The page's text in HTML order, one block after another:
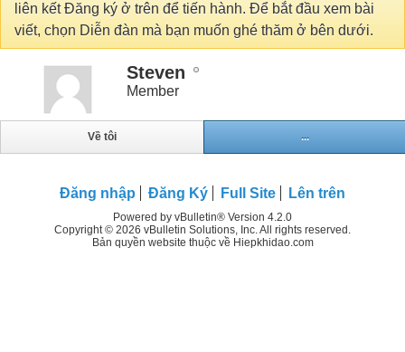
liên kết Đăng ký ở trên để tiến hành. Để bắt đầu xem bài
viết, chọn Diễn đàn mà bạn muốn ghé thăm ở bên dưới.
Steven
Member
Về tôi ...
Đăng nhập Đăng Ký Full Site Lên trên
Powered by vBulletin® Version 4.2.0
Copyright © 2026 vBulletin Solutions, Inc. All rights reserved.
Bản quyền website thuộc về Hiepkhidao.com